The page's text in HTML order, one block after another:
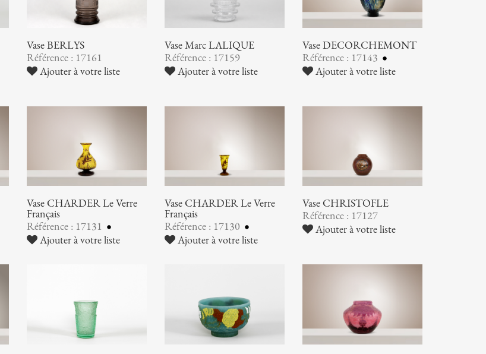
Vase BERLYS
Référence : 17161
Ajouter à votre liste
Vase Marc LALIQUE
Référence : 17159
Ajouter à votre liste
Vase DECORCHEMONT
Référence : 17143
Ajouter à votre liste
Vase CHARDER Le Verre
Français
Référence : 17131
Ajouter à votre liste
Vase CHARDER Le Verre
Français
Référence : 17130
Ajouter à votre liste
Vase CHRISTOFLE
Référence : 17127
Ajouter à votre liste